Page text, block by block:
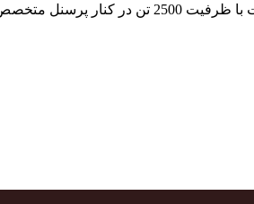
جهاد بتن با فضای کارگاهی و به کار گیری